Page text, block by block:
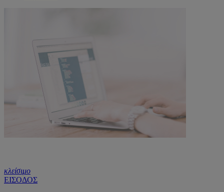
κλείσιμο
ΕΙΣΟΔΟΣ